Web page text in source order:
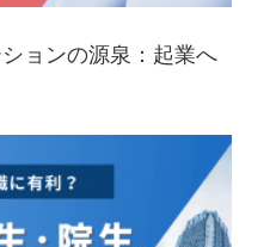
ョンの源泉：起業へ